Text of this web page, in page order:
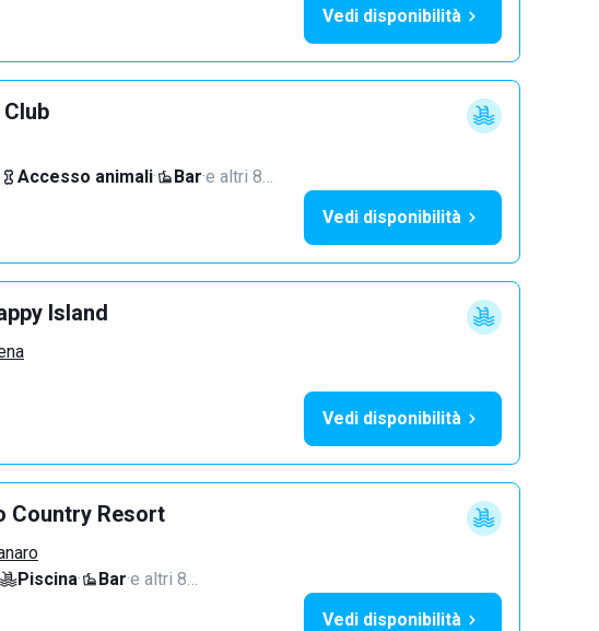
Vedi disponibilità
Accesso animali· Bar·e altri 8…
Vedi disponibilità
Island
Vedi disponibilità
Country Resort
Piscina· Bar·e altri 8…
Vedi disponibilità